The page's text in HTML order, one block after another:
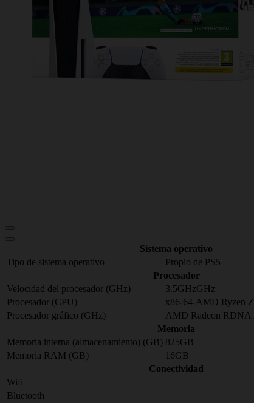
Sistema operativo
Tipo de sistema operativo
Propio de PS5
Procesador
Velocidad del procesador (GHz)
3.5GHzGHz
Procesador (CPU)
x86-64-AMD Ryzen
Procesador gráfico (GHz)
AMD Radeon RDNA
Memoria
Memoria interna (almacenamiento) (GB) 825GB
Memoria RAM (GB)
16GB
Conectividad
Wifi
Bluetooth